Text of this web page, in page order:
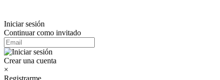
Iniciar sesión
Continuar como invitado
Crear una cuenta
×
Registrarme